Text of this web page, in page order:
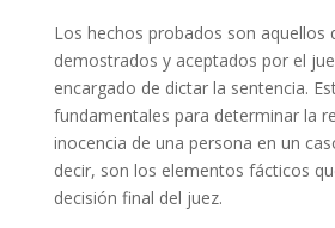
Los hechos probados son aquellos
demostrados y aceptados por el
encargado de dictar la sentencia.
fundamentales para determinar la
inocencia de una persona en un
decir, son los elementos fácticos
decisión final del juez.